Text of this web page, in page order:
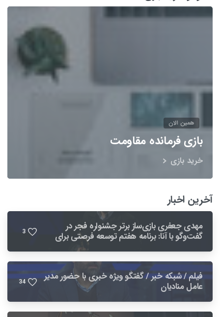
همین الان
بازی فرمانده مقاومت
خرید بازی
آخرین اخبار
مهدی جعفری بازی‌ساز برتر جشنواره فجر در
گفت‌وگو با آنا: برنامه هفتم توسعه فرصتی برای 3
فیلم / شبکه خبر / گفتگو ویژه خبری با حضور مدیر
عامل منادیان 34